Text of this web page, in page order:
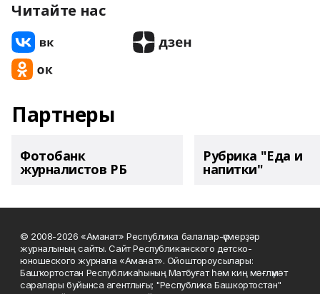
Читайте нас
Партнеры
Фотобанк
журналистов РБ
Рубрика "Еда и
напитки"
© 2008-2026 «Аманат» Республика балалар-үҫмерҙәр
журналының сайты. Сайт Республиканского детско-
юношеского журнала «Аманат». Ойоштороусылары:
Башҡортостан Республикаһының Матбуғат һәм киң мәғлүмәт
саралары буйынса агентлығы; "Республика Башкортостан"